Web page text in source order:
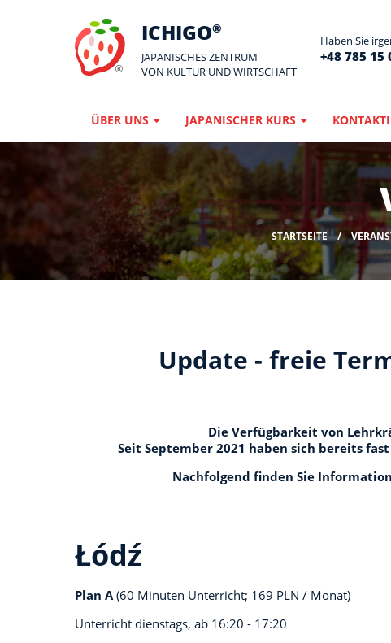
ICHIGO®
JAPANISCHES ZENTRUM
VON KULTUR UND WIRTSCHAFT
Haben Sie
+48 785 15
ÜBER UNS JAPANISCHER KURS
STARTSEITE
Update - freie
Die Verfügbarkeit von
Seit September 2021 haben sich bereits
Nachfolgend finden Sie
Łódź
Plan A(60 Minuten Unterricht; 169 PLN / Monat)
Unterricht dienstags, ab 16:20 - 17:20